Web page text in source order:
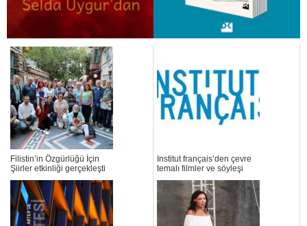
Filistin’in Özgürlüğü İçin
Şiirler etkinliği gerçekleşti
Institut français’den çevre
temalı filmler ve söyleşi